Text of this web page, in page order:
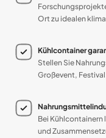
Ort zu idealen
Kühlcontainer
Stellen Sie
Groß­event,
Bei
und